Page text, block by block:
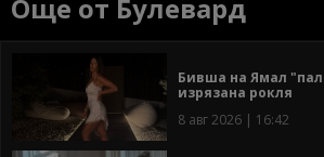
Още от Булевард
Бивша на Ямал
изрязана рокля
8 авг 2026 | 16:42